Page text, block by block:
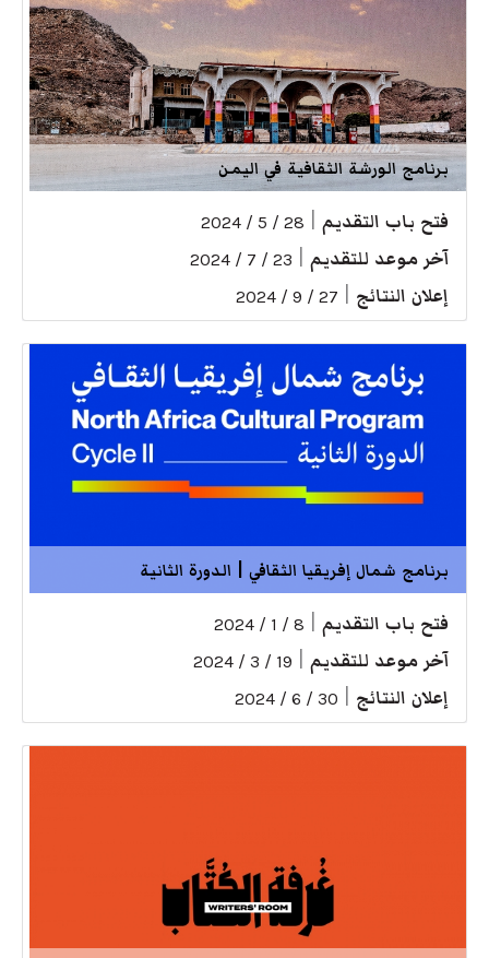
برنامج الورشة الثقافية في اليمن
فتح باب التقديم 28 / 5 / 2024
آخر موعد للتقديم 23 / 7 / 2024
إعلان النتائج 27 / 9 / 2024
برنامج شمال إفريقيا الثقافي | الدورة الثانية
فتح باب التقديم 8 / 1 / 2024
آخر موعد للتقديم 19 / 3 / 2024
إعلان النتائج 30 / 6 / 2024